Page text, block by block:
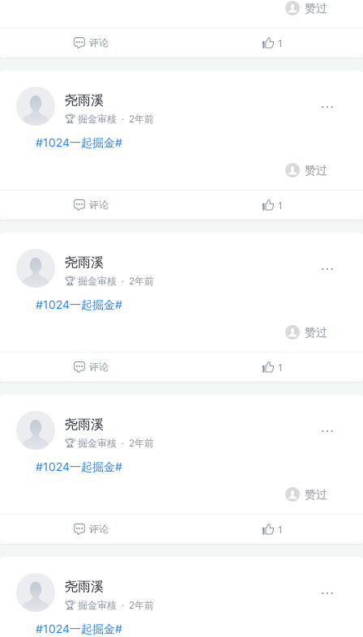
赞过
评论 1
尧雨溪
🏆 掘金审核 · 2年前
#1024一起掘金#
赞过
评论 1
尧雨溪
🏆 掘金审核 · 2年前
#1024一起掘金#
赞过
评论 1
尧雨溪
🏆 掘金审核 · 2年前
#1024一起掘金#
赞过
评论 1
尧雨溪
🏆 掘金审核 · 2年前
#1024一起掘金#